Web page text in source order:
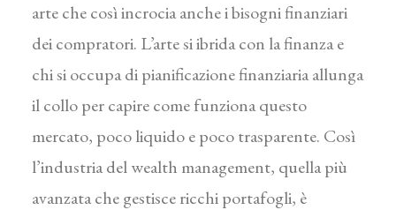
arte che così incrocia anche i bisogni finanziari
dei compratori. L’arte si ibrida con la finanza e
chi si occupa di pianificazione finanziaria allunga
il collo per capire come funziona questo
mercato, poco liquido e poco trasparente. Così
l’industria del wealth management, quella più
avanzata che gestisce ricchi portafogli, è